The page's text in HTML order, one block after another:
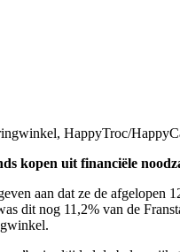
HappyTroc/
kopen uit financiële
aan dat ze de
dit nog 11,2% van de